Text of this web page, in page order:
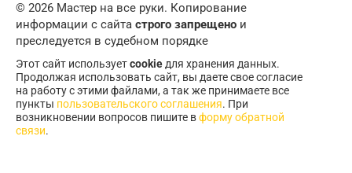
© 2026 Мастер на все руки. Копирование
информации с сайта строго запрещено и
преследуется в судебном порядке
Этот сайт используетcookie для хранения данных.
Продолжая использовать сайт, вы даете свое согласие
на работу с этими файлами, а так же принимаете все
пункты пользовательского соглашения. При
возникновении вопросов пишите вформу обратной
связи.